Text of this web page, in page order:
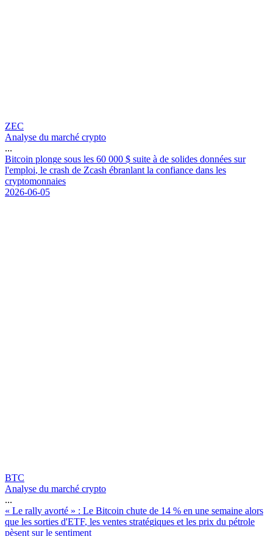
ZEC
Analyse du marché crypto
...
Bitcoin plonge sous les 60 000 $ suite à de solides données sur
l'emploi, le crash de Zcash ébranlant la confiance dans les
cryptomonnaies
2026-06-05
BTC
Analyse du marché crypto
...
« Le rally avorté » : Le Bitcoin chute de 14 % en une semaine alors
que les sorties d'ETF, les ventes stratégiques et les prix du pétrole
pèsent sur le sentiment